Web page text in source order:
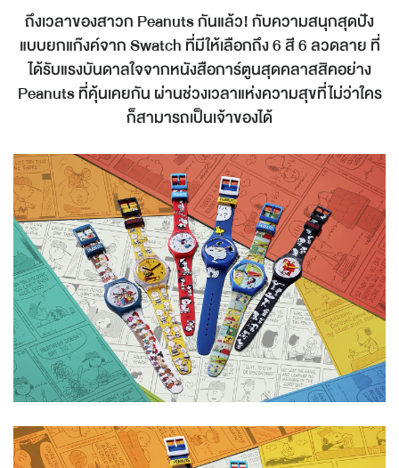
ถึงเวลาของสาวก Peanuts กันแล้ว! กับความสนุกสุดปัง
แบบยกแก๊งค์จาก Swatch ที่มีให้เลือกถึง 6 สี 6 ลวดลาย ที่
ได้รับแรงบันดาลใจจากหนังสือการ์ตูนสุดคลาสสิคอย่าง
Peanuts ที่คุ้นเคยกัน ผ่านช่วงเวลาแห่งความสุขที่ไม่ว่าใคร
ก็สามารถเป็นเจ้าของได้